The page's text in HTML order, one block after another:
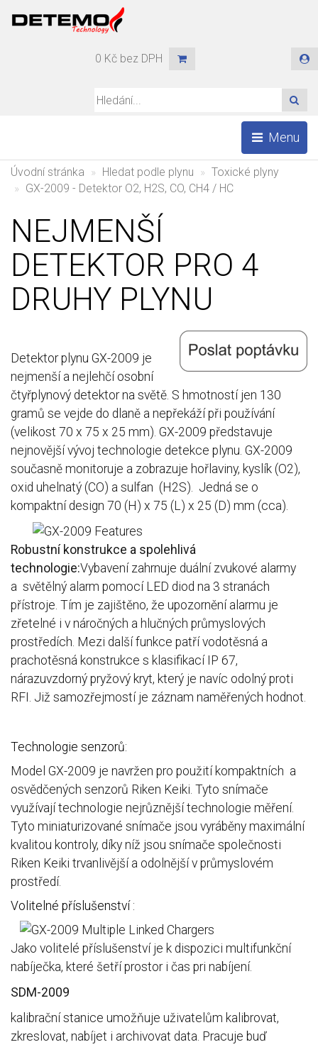
0 Kč bez DPH
Menu
Úvodní stránka Hledat podle plynu
Toxické plyny
GX-2009 - Detektor O2, H2S, CO, CH4 / HC
NEJMENŠÍ
DETEKTOR PRO 4
DRUHY PLYNU
Detektor plynu GX-2009 je
nejmenší a nejlehčí osobní
čtyřplynový detektor na světě. S hmotností jen 130
gramů se vejde do dlaně a nepřekáží při používání
(velikost 70 x 75 x 25 mm). GX-2009 představuje
nejnovější vývoj technologie detekce plynu. GX-2009
současně monitoruje a zobrazuje hořlaviny, kyslík (O2),
oxid uhelnatý (CO) a sulfan (H2S). Jedná se o
kompaktní design 70 (H) x 75 (L) x 25 (D) mm (cca).
Robustní konstrukce a spolehlivá
technologie:Vybavení zahrnuje duální zvukové alarmy
a světělný alarm pomocí LED diod na 3 stranách
přístroje. Tím je zajištěno, že upozornění alarmu je
zřetelné i v náročných a hlučných průmyslových
prostředích. Mezi další funkce patří vodotěsná a
prachotěsná konstrukce s klasifikací IP 67,
nárazuvzdorný pryžový kryt, který je navíc odolný proti
RFI. Již samozřejmostí je záznam naměřených hodnot.
Technologie senzorů:
Model GX-2009 je navržen pro použití kompaktních a
osvědčených senzorů Riken Keiki. Tyto snímače
využívají technologie nejrůznější technologie měření.
Tyto miniaturizované snímače jsou vyráběny maximální
kvalitou kontroly, díky níž jsou snímače společnosti
Riken Keiki trvanlivější a odolnější v průmyslovém
prostředí.
Volitelné příslušenství :
Jako volitelé příslušenství je k dispozici multifunkční
nabíječka, které šetří prostor i čas pri nabíjení.
SDM-2009
kalibrační stanice umožňuje uživatelům kalibrovat,
zkreslovat, nabíjet i archivovat data. Pracuje buď